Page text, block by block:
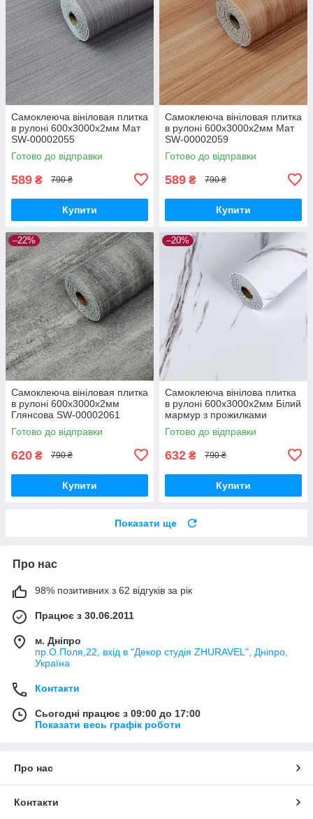
Самоклеюча вініловая плитка
в рулоні 600х3000х2мм Мат
SW-00002055
Готово до відправки
589 ₴ 790 ₴
Купити
Самоклеюча вініловая плитка
в рулоні 600х3000х2мм Мат
SW-00002059
Готово до відправки
589 ₴ 790 ₴
Купити
–22%
Самоклеюча вініловая плитка
в рулоні 600х3000х2мм
Глянсова SW-00002061
Готово до відправки
620 ₴ 790 ₴
Купити
–20%
Самоклеюча вінілова плитка
в рулоні 600х3000х2мм Білий
мармур з прожилками
Глянсова SW-00001285
Готово до відправки
632 ₴ 790 ₴
Купити
Показати ще
Про нас
98% позитивних з 62 відгуків за рік
Працює з 30.06.2011
м. Дніпро
пр.О.Поля,22, вхід в "Декор студія ZHURAVEL", Дніпро,
Україна
Контакти
Сьогодні працює з 09:00 до 17:00
Показати весь графік роботи
Про нас
Контакти